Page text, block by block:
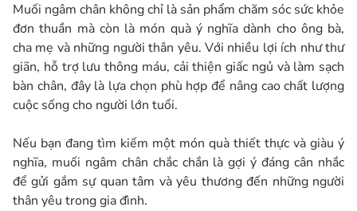
Muối ngâm chân không chỉ là sản phẩm chăm sóc sức khỏe
đơn thuần mà còn là món quà ý nghĩa dành cho ông bà,
cha mẹ và những người thân yêu. Với nhiều lợi ích như thư
giãn, hỗ trợ lưu thông máu, cải thiện giấc ngủ và làm sạch
bàn chân, đây là lựa chọn phù hợp để nâng cao chất lượng
cuộc sống cho người lớn tuổi.
Nếu bạn đang tìm kiếm một món quà thiết thực và giàu ý
nghĩa, muối ngâm chân chắc chắn là gợi ý đáng cân nhắc
để gửi gắm sự quan tâm và yêu thương đến những người
thân yêu trong gia đình.